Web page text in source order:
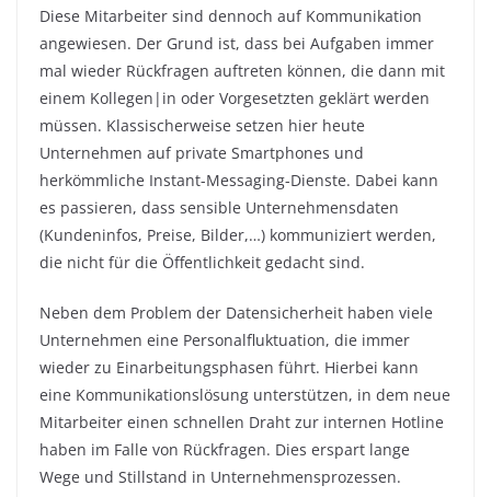
Diese Mitarbeiter sind dennoch auf Kommunikation
angewiesen. Der Grund ist, dass bei Aufgaben immer
mal wieder Rückfragen auftreten können, die dann mit
einem Kollegen|in oder Vorgesetzten geklärt werden
müssen. Klassischerweise setzen hier heute
Unternehmen auf private Smartphones und
herkömmliche Instant-Messaging-Dienste. Dabei kann
es passieren, dass sensible Unternehmensdaten
(Kundeninfos, Preise, Bilder,…) kommuniziert werden,
die nicht für die Öffentlichkeit gedacht sind.
Neben dem Problem der Datensicherheit haben viele
Unternehmen eine Personalfluktuation, die immer
wieder zu Einarbeitungsphasen führt. Hierbei kann
eine Kommunikationslösung unterstützen, in dem neue
Mitarbeiter einen schnellen Draht zur internen Hotline
haben im Falle von Rückfragen. Dies erspart lange
Wege und Stillstand in Unternehmensprozessen.